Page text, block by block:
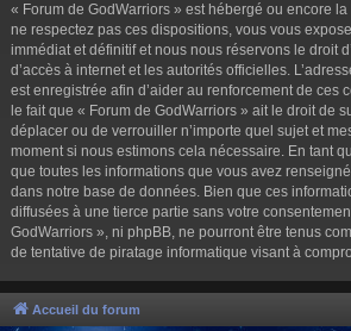
« Forum de GodWarriors » est hébergé ou encore
ne respectez pas ces dispositions, vous vous
immédiat et définitif et nous nous réservons le droit
d’accès à internet et les autorités officielles.
est enregistrée afin d’aider au renforcement de ces
le fait que « Forum de GodWarriors » ait le droit de
déplacer ou de verrouiller n’importe quel sujet et
moment si nous estimons cela nécessaire. En tant
que toutes les informations que vous avez
dans notre base de données. Bien que ces
diffusées à une tierce partie sans votre
GodWarriors », ni phpBB, ne pourront être tenus
de tentative de piratage informatique visant à
Accueil du forum